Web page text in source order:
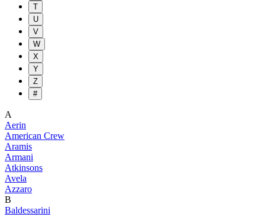
T
U
V
W
X
Y
Z
#
A
Aerin
American Crew
Aramis
Armani
Atkinsons
Avela
Azzaro
B
Baldessarini